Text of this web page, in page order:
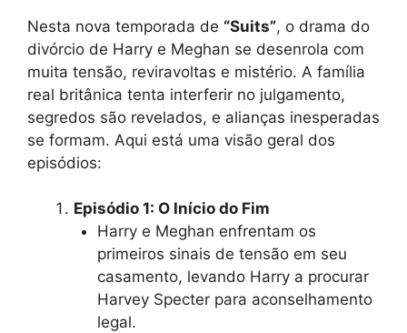
Nesta nova temporada de “Suits”, o drama do
divórcio de Harry e Meghan se desenrola com
muita tensão, reviravoltas e mistério. A família
real britânica tenta interferir no julgamento,
segredos são revelados, e alianças inesperadas
se formam. Aqui está uma visão geral dos
episódios:
Episódio 1: O Início do Fim
Harry e Meghan enfrentam os
primeiros sinais de tensão em seu
casamento, levando Harry a procurar
Harvey Specter para aconselhamento
legal.